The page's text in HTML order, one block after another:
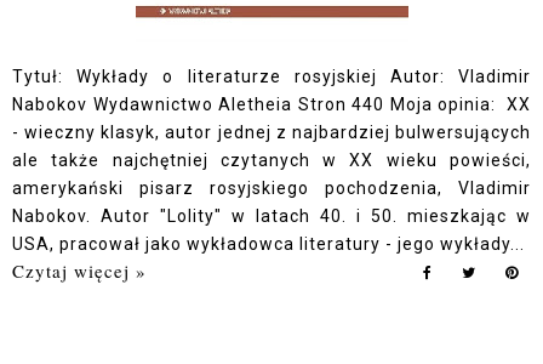
Tytuł: Wykłady o literaturze rosyjskiej Autor: Vladimir
Nabokov Wydawnictwo Aletheia Stron 440 Moja opinia: XX
- wieczny klasyk, autor jednej z najbardziej bulwersujących
ale także najchętniej czytanych w XX wieku powieści,
amerykański pisarz rosyjskiego pochodzenia, Vladimir
Nabokov. Autor "Lolity" w latach 40. i 50. mieszkając w
USA, pracował jako wykładowca literatury - jego wykłady...
Czytaj więcej »